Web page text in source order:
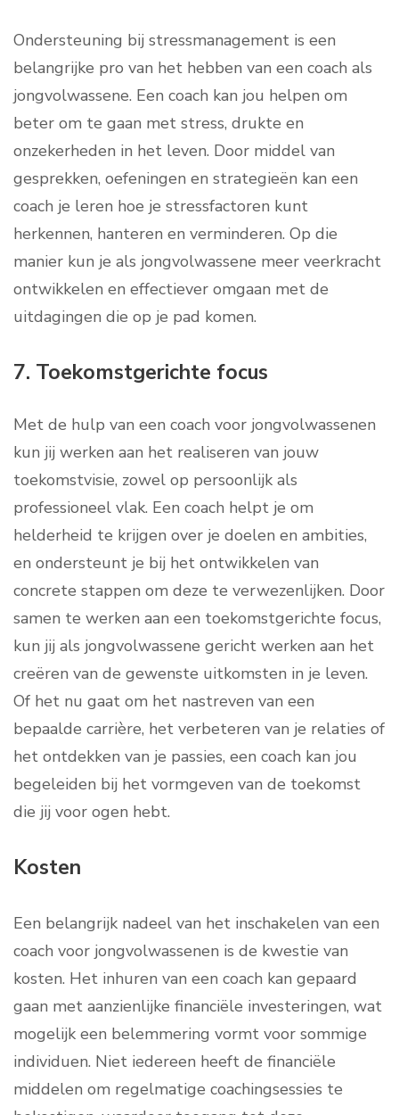
Ondersteuning bij stressmanagement is een
belangrijke pro van het hebben van een coach als
jongvolwassene. Een coach kan jou helpen om
beter om te gaan met stress, drukte en
onzekerheden in het leven. Door middel van
gesprekken, oefeningen en strategieën kan een
coach je leren hoe je stressfactoren kunt
herkennen, hanteren en verminderen. Op die
manier kun je als jongvolwassene meer veerkracht
ontwikkelen en effectiever omgaan met de
uitdagingen die op je pad komen.
7. Toekomstgerichte focus
Met de hulp van een coach voor jongvolwassenen
kun jij werken aan het realiseren van jouw
toekomstvisie, zowel op persoonlijk als
professioneel vlak. Een coach helpt je om
helderheid te krijgen over je doelen en ambities,
en ondersteunt je bij het ontwikkelen van
concrete stappen om deze te verwezenlijken. Door
samen te werken aan een toekomstgerichte focus,
kun jij als jongvolwassene gericht werken aan het
creëren van de gewenste uitkomsten in je leven.
Of het nu gaat om het nastreven van een
bepaalde carrière, het verbeteren van je relaties of
het ontdekken van je passies, een coach kan jou
begeleiden bij het vormgeven van de toekomst
die jij voor ogen hebt.
Kosten
Een belangrijk nadeel van het inschakelen van een
coach voor jongvolwassenen is de kwestie van
kosten. Het inhuren van een coach kan gepaard
gaan met aanzienlijke financiële investeringen, wat
mogelijk een belemmering vormt voor sommige
individuen. Niet iedereen heeft de financiële
middelen om regelmatige coachingsessies te